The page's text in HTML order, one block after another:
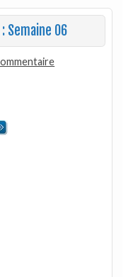
Semaine 06